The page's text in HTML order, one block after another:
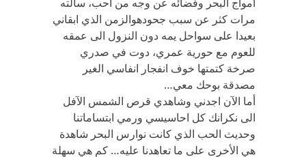
مرات كثر عن سبب جحودهوالزمن الذي ابقاني
بعيدا على سواحل يمه دون النزول الى عمقه
للعوم مع حورية عمري، دوت في صدري
صرخة كتمتها خوف انفجار انفاسي الغير
مصدقة بوحك معي…
أما الآن اجدني وشاهدي قرص الشمس الآفل
الى نكرانك كل احاسيسي ورمي ابتساماتنا
وحديث الحب الذي كانت نوارس البحر شاهدة
هي الأخرى على ما تعاهدنا عليه… كم هي سهلة